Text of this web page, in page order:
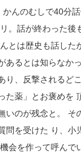
んのむしで40分
。話が終わった後
とは歴史も話した
あるとは知らなか
り、反撃されるど
た薬」とお褒めを
いのが残念と。 そ
問を受けた り、小
会を作って呼んで